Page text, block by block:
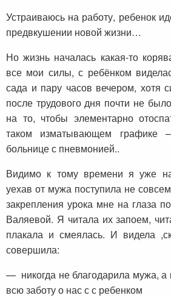
Устраиваюсь на работу, ребенок
предвкушении новой жизни…
Но жизнь началась какая-то
все мои силы, с ребёнком
сада и пару часов вечером, хотя
после трудового дня почти не
на то, чтобы элементарно
таком изматывающем графике
больнице с пневмонией..
Видимо к тому времени я уже
уехав от мужа поступила не
закрепления урока мне на глаза
Валяевой. Я читала их запоем,
плакала и смеялась. И видела
совершила:
— никогда не благодарила мужа, а
всю заботу о нас с с ребенком